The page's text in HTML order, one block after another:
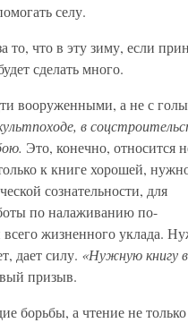
селу.
то, что в эту зиму, если
сделать много.
вооруженными, а не с
в
Это, конечно, относится
к книге хорошей,
сознательности, для
по налаживанию по-
всего жизненного уклада.
дает силу. «Нужную книгу
призыв.
борьбы, а чтение не только